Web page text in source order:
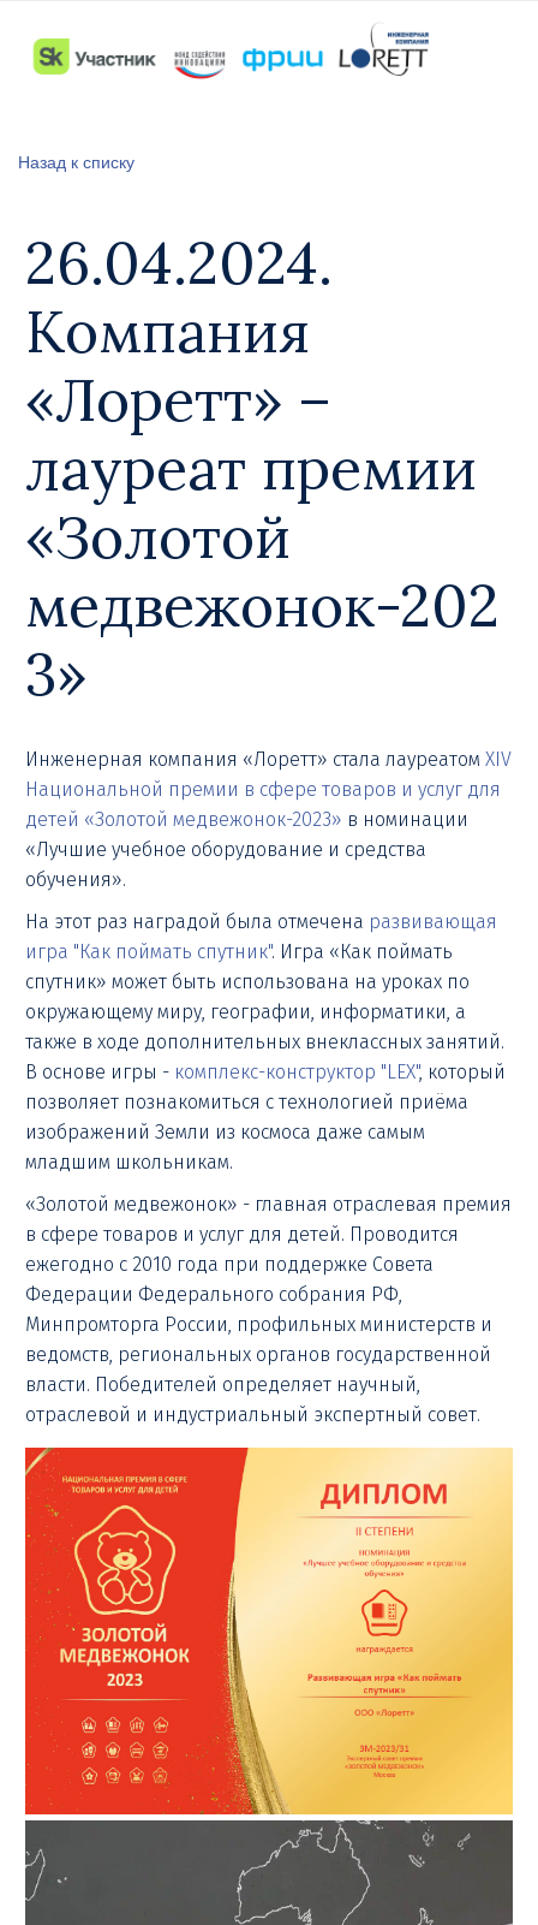
Назад к списку
26.04.2024.
Компания
«Лоретт» –
лауреат премии
«Золотой
медвежонок-202
3»
Инженерная компания «Лоретт» стала лауреатом XIV
Национальной премии в сфере товаров и услуг для
детей «Золотой медвежонок-2023» в номинации
«Лучшие учебное оборудование и средства
обучения».
На этот раз наградой была отмечена развивающая
игра "Как поймать спутник". Игра «Как поймать
спутник» может быть использована на уроках по
окружающему миру, географии, информатики, а
также в ходе дополнительных внеклассных занятий.
В основе игры - комплекс-конструктор "LEX", который
позволяет познакомиться с технологией приёма
изображений Земли из космоса даже самым
младшим школьникам.
«Золотой медвежонок» - главная отраслевая премия
в сфере товаров и услуг для детей. Проводится
ежегодно с 2010 года при поддержке Совета
Федерации Федерального собрания РФ,
Минпромторга России, профильных министерств и
ведомств, региональных органов государственной
власти. Победителей определяет научный,
отраслевой и индустриальный экспертный совет.